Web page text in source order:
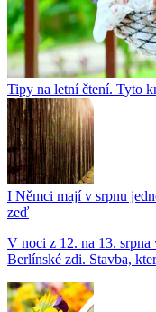
Tipy na letní čtení. Tyto
I Němci mají v srpnu
zeď
V noci z 12. na 13. srpna
Berlínské zdi. Stavba,